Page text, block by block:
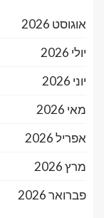
אוגוסט 2026
יולי 2026
יוני 2026
מאי 2026
אפריל 2026
מרץ 2026
פברואר 2026